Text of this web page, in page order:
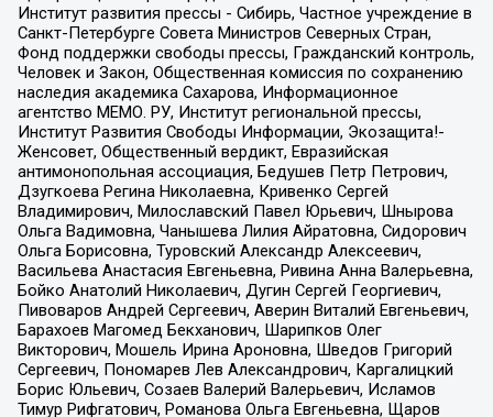
Институт развития прессы - Сибирь, Частное учреждение в
Санкт-Петербурге Совета Министров Северных Стран,
Фонд поддержки свободы прессы, Гражданский контроль,
Человек и Закон, Общественная комиссия по сохранению
наследия академика Сахарова, Информационное
агентство МЕМО. РУ, Институт региональной прессы,
Институт Развития Свободы Информации, Экозащита!-
Женсовет, Общественный вердикт, Евразийская
антимонопольная ассоциация, Бедушев Петр Петрович,
Дзугкоева Регина Николаевна, Кривенко Сергей
Владимирович, Милославский Павел Юрьевич, Шнырова
Ольга Вадимовна, Чанышева Лилия Айратовна, Сидорович
Ольга Борисовна, Туровский Александр Алексеевич,
Васильева Анастасия Евгеньевна, Ривина Анна Валерьевна,
Бойко Анатолий Николаевич, Дугин Сергей Георгиевич,
Пивоваров Андрей Сергеевич, Аверин Виталий Евгеньевич,
Барахоев Магомед Бекханович, Шарипков Олег
Викторович, Мошель Ирина Ароновна, Шведов Григорий
Сергеевич, Пономарев Лев Александрович, Каргалицкий
Борис Юльевич, Созаев Валерий Валерьевич, Исламов
Тимур Рифгатович, Романова Ольга Евгеньевна, Щаров